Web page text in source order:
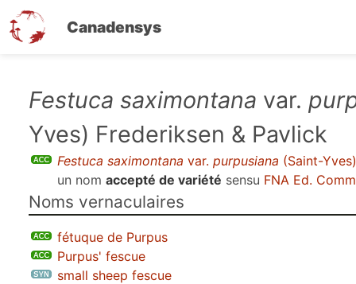
Canadensys
contenu
Festuca saximontana var.
Yves) Frederiksen & Pavlick
Festuca saximontana var. purpusiana (Saint-
un nom accepté de variété sensu FNA Ed.
Noms vernaculaires
fétuque de Purpus
Purpus' fescue
small sheep fescue